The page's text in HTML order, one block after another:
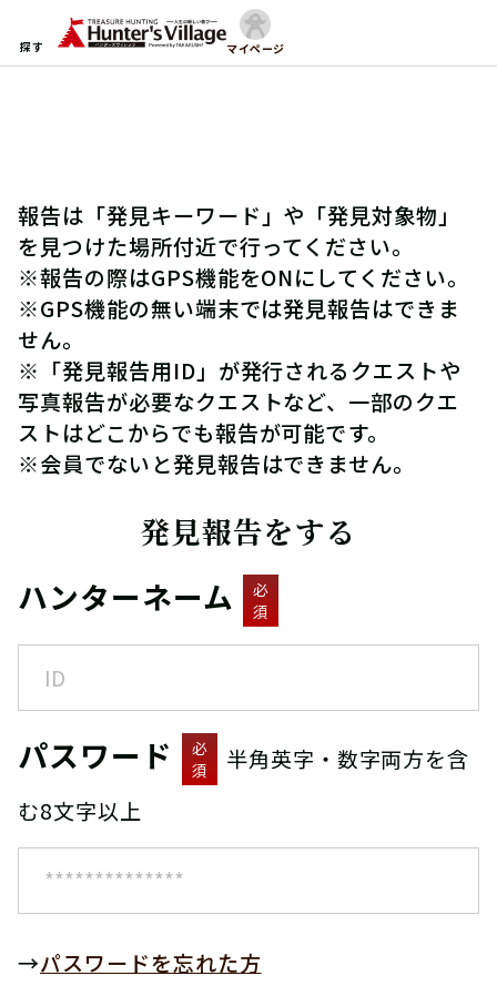
探す マイページ
報告は「発見キーワード」や「発見対象物」
を見つけた場所付近で行ってください。
※報告の際はGPS機能をONにしてください。
※GPS機能の無い端末では発見報告はできま
せん。
※「発見報告用ID」が発行されるクエストや
写真報告が必要なクエストなど、一部のクエ
ストはどこからでも報告が可能です。
※会員でないと発見報告はできません。
発見報告をする
ハンターネーム
必
須
パスワード
必
須
半角英字・数字両方を含
む8文字以上
→パスワードを忘れた方